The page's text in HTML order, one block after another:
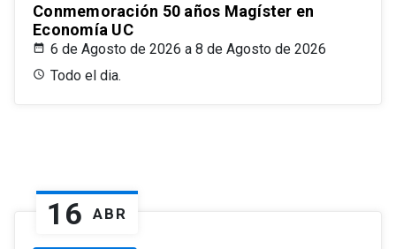
Conmemoración 50 años Magíster en
Economía UC
6 de Agosto de 2026 a 8 de Agosto de 2026
Todo el dia.
16 ABR